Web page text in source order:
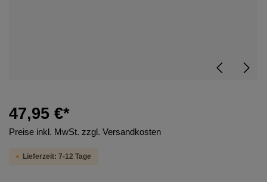
47,95 €*
Preise inkl. MwSt. zzgl. Versandkosten
Lieferzeit: 7-12 Tage